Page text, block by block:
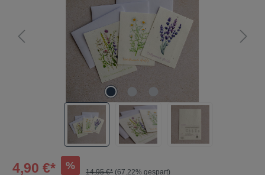
4,90 €* %
14,95 €* (67.22% gespart)